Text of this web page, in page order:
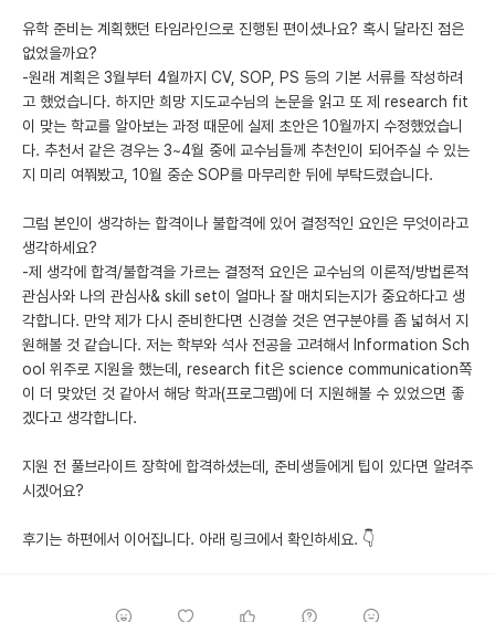
유학 준비는 계획했던 타임라인으로 진행된 편이셨나요? 혹시 달라진 점은
없었을까요?
-원래 계획은 3월부터 4월까지 CV, SOP, PS 등의 기본 서류를 작성하려
고 했었습니다. 하지만 희망 지도교수님의 논문을 읽고 또 제 research fit
이 맞는 학교를 알아보는 과정 때문에 실제 초안은 10월까지 수정했었습니
다. 추천서 같은 경우는 3~4월 중에 교수님들께 추천인이 되어주실 수 있는
지 미리 여쭤봤고, 10월 중순 SOP를 마무리한 뒤에 부탁드렸습니다.
그럼 본인이 생각하는 합격이나 불합격에 있어 결정적인 요인은 무엇이라고
생각하세요?
-제 생각에 합격/불합격을 가르는 결정적 요인은 교수님의 이론적/방법론적
관심사와 나의 관심사& skill set이 얼마나 잘 매치되는지가 중요하다고 생
각합니다. 만약 제가 다시 준비한다면 신경쓸 것은 연구분야를 좀 넓혀서 지
원해볼 것 같습니다. 저는 학부와 석사 전공을 고려해서 Information Sch
ool 위주로 지원을 했는데, research fit은 science communication쪽
이 더 맞았던 것 같아서 해당 학과(프로그램)에 더 지원해볼 수 있었으면 좋
겠다고 생각합니다.
지원 전 풀브라이트 장학에 합격하셨는데, 준비생들에게 팁이 있다면 알려주
시겠어요?
후기는 하편에서 이어집니다. 아래 링크에서 확인하세요. 👇